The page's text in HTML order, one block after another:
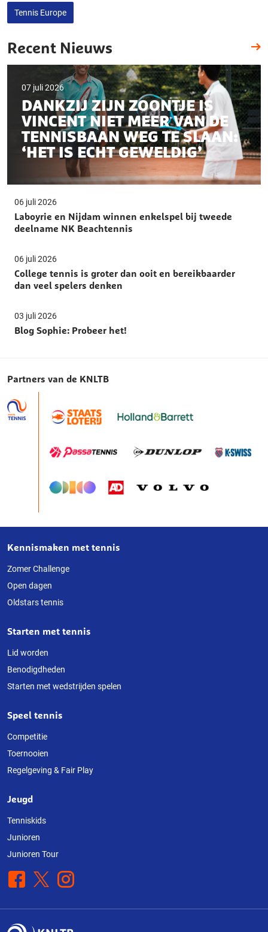
Tennis Europe
Recent Nieuws
07 juli 2026
DANKZIJ ZIJN ZOONTJE IS
VINCENT NIET MEER VAN DE
TENNISBAAN WEG TE SLAAN:
‘HET IS ECHT GEWELDIG’
06 juli 2026
Laboyrie en Nijdam winnen enkelspel bij tweede
deelname NK Beachtennis
06 juli 2026
College tennis is groter dan ooit en bereikbaarder
dan veel spelers denken
03 juli 2026
Blog Sophie: Probeer het!
Partners van de KNLTB
Over
deze
website
Kennismaken met tennis
Zomer Challenge
Open dagen
Oldstars tennis
Starten met tennis
Lid worden
Benodigdheden
Starten met wedstrijden spelen
Speel tennis
Competitie
Toernooien
Regelgeving & Fair Play
Jeugd
Tenniskids
Junioren
Junioren Tour
Facebook
X Instagram